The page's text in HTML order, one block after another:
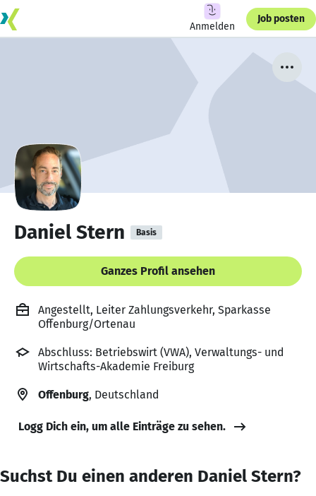
Anmelden
Job posten
Daniel Stern Basis
Ganzes Profil ansehen
Angestellt, Leiter Zahlungsverkehr, Sparkasse
Offenburg/Ortenau
Abschluss: Betriebswirt (VWA), Verwaltungs- und
Wirtschafts-Akademie Freiburg
Offenburg, Deutschland
Logg Dich ein, um alle Einträge zu sehen.
Suchst Du einen anderen Daniel Stern?